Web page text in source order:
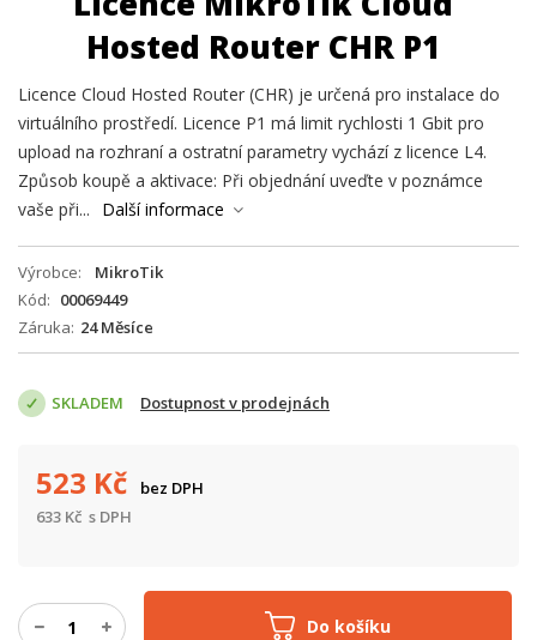
Hosted Router CHR P1
Licence Cloud Hosted Router (CHR) je určená pro instalace do
virtuálního prostředí. Licence P1 má limit rychlosti 1 Gbit pro
upload na rozhraní a ostratní parametry vychází z licence L4.
Způsob koupě a aktivace: Při objednání uveďte v poznámce
vaše při...
Další informace
Výrobce
MikroTik
Kód
00069449
Záruka 24 Měsíce
SKLADEM Dostupnost v prodejnách
Do košíku
523 Kč
bez DPH
633 Kč s DPH